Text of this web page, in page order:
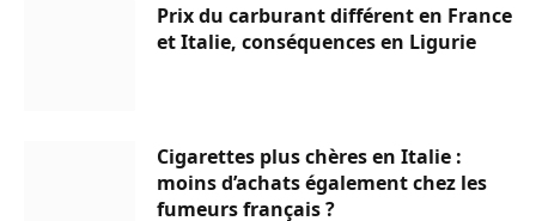
Prix du carburant différent en France
et Italie, conséquences en Ligurie
Cigarettes plus chères en Italie :
moins d’achats également chez les
fumeurs français ?